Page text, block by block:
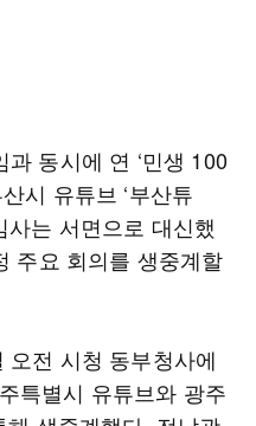
동시에 연 ‘민생 100
시 유튜브 ‘부산튜
사는 서면으로 대신했
주요 회의를 생중계할
오전 시청 동부청사에
특별시 유튜브와 광주